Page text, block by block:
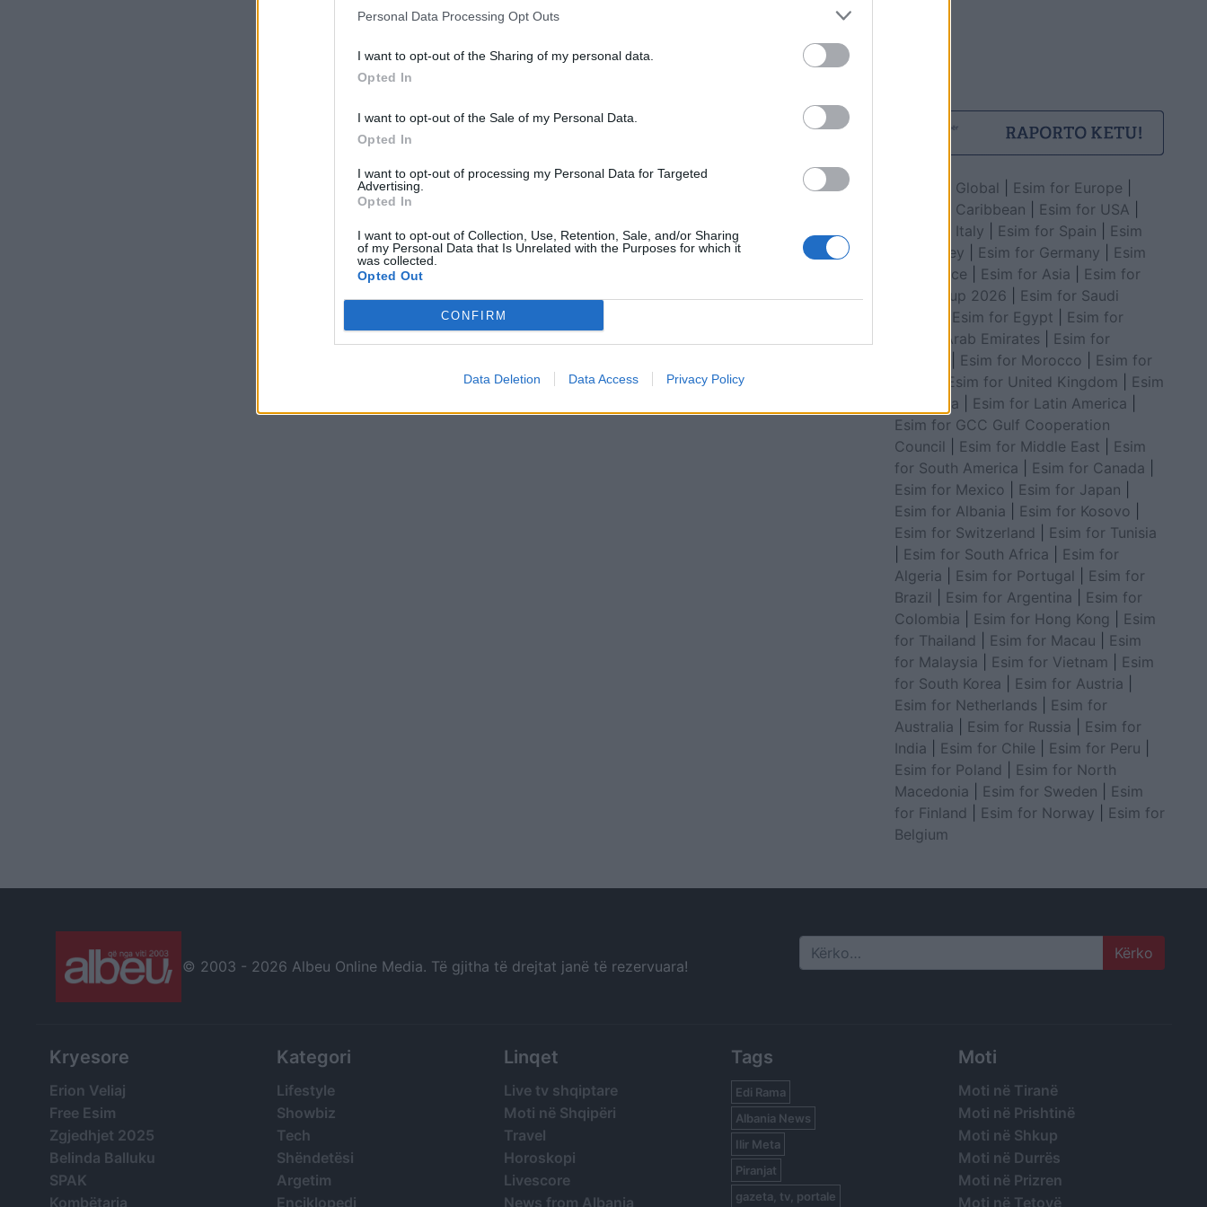
Personal Data Processing Opt Outs
I want to opt-out of the Sharing of my personal data.
Opted In
I want to opt-out of the Sale of my Personal Data.
Opted In
I want to opt-out of processing my Personal Data for Targeted
Advertising.
Opted In
I want to opt-out of Collection, Use, Retention, Sale, and/or Sharing
of my Personal Data that Is Unrelated with the Purposes for which it
was collected.
Opted Out
CONFIRM
Data Deletion Data Access Privacy Policy
Esim for Global Esim for Europe
Esim for Caribbean
Esim for USA
Esim for Italy
Esim for Spain
Esim
for Turkey
Esim for Germany
Esim
for Greece
Esim for Asia
Esim for
World Cup 2026
Esim for Saudi
Esim for Egypt
Esim for
United Arab Emirates
Esim for
Esim for Morocco
Esim for
Esim for United Kingdom
Esim
for Africa
Esim for Latin America
Esim for GCC Gulf Cooperation
Council
Esim for Middle East
Esim
for South America
Esim for Canada
Esim for Mexico
Esim for Japan
Esim for Albania
Esim for Kosovo
Esim for Switzerland
Esim for Tunisia
Esim for South Africa
Esim for
Algeria
Esim for Portugal
Esim for
Brazil
Esim for Argentina
Esim for
Colombia
Esim for Hong Kong
Esim
for Thailand
Esim for Macau
Esim
for Malaysia
Esim for Vietnam
Esim
for South Korea
Esim for Austria
Esim for Netherlands
Esim for
Australia
Esim for Russia
Esim for
India
Esim for Chile Esim for Peru
Esim for Poland
Esim for North
Macedonia
Esim for Sweden
Esim
for Finland
Esim for Norway
Esim for
Belgium
© 2003 - 2026 Albeu Online Media. Të gjitha të drejtat janë të rezervuara! Search
Kryesore
Erion Veliaj
Free Esim
Zgjedhjet 2025
Belinda Balluku
SPAK
Kombëtarja
Kategori
Lifestyle
Showbiz
Tech
Shëndetësi
Argetim
Enciklopedi
Linqet
Live tv shqiptare
Moti në Shqipëri
Travel
Horoskopi
Livescore
News from Albania
Tags
Edi Rama
Albania News
Ilir Meta
Piranjat
gazeta, tv, portale
Moti
Moti në Tiranë
Moti në Prishtinë
Moti në Shkup
Moti në Durrës
Moti në Prizren
Moti në Tetovë